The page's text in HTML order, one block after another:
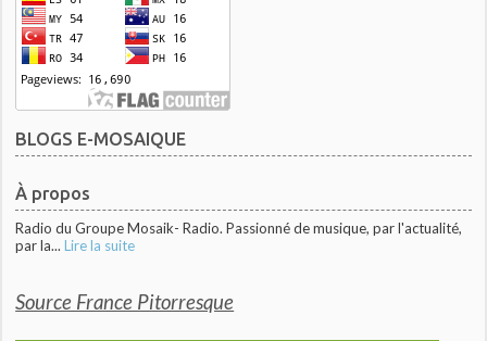
BLOGS E-MOSAIQUE
À propos
Radio du Groupe Mosaik- Radio. Passionné de musique, par l'actualité,
par la... Lire la suite
Source France Pitorresque